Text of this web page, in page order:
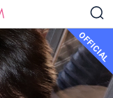
OFFICIAL